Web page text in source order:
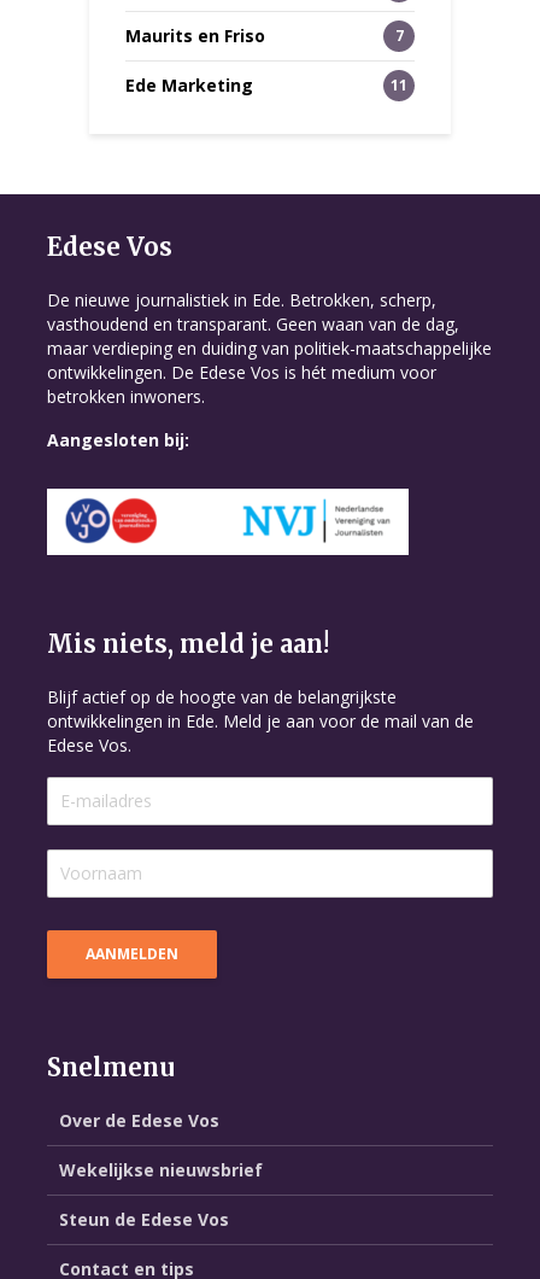
Maurits en Friso 7
Ede Marketing 11
Edese Vos
De nieuwe journalistiek in Ede. Betrokken, scherp,
vasthoudend en transparant. Geen waan van de dag,
maar verdieping en duiding van politiek-maatschappelijke
ontwikkelingen. De Edese Vos is hét medium voor
betrokken inwoners.
Aangesloten bij:
Mis niets, meld je aan!
Blijf actief op de hoogte van de belangrijkste
ontwikkelingen in Ede. Meld je aan voor de mail van de
Edese Vos.
Snelmenu
Over de Edese Vos
Wekelijkse nieuwsbrief
Steun de Edese Vos
Contact en tips